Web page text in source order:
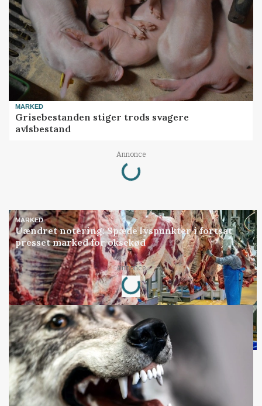
MARKED
Grisebestanden stiger trods svagere
avlsbestand
Annonce
Loading...
MARKED
Uændret notering: Spæde lyspunkter i fortsat
presset marked for oksekød
Annonce
Loading...